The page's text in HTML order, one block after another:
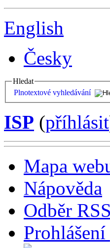
English
Česky
Hledat
Plnotextové vyhledávání
ISP (příhlásit
Mapa
Nápověda
Odběr RSS